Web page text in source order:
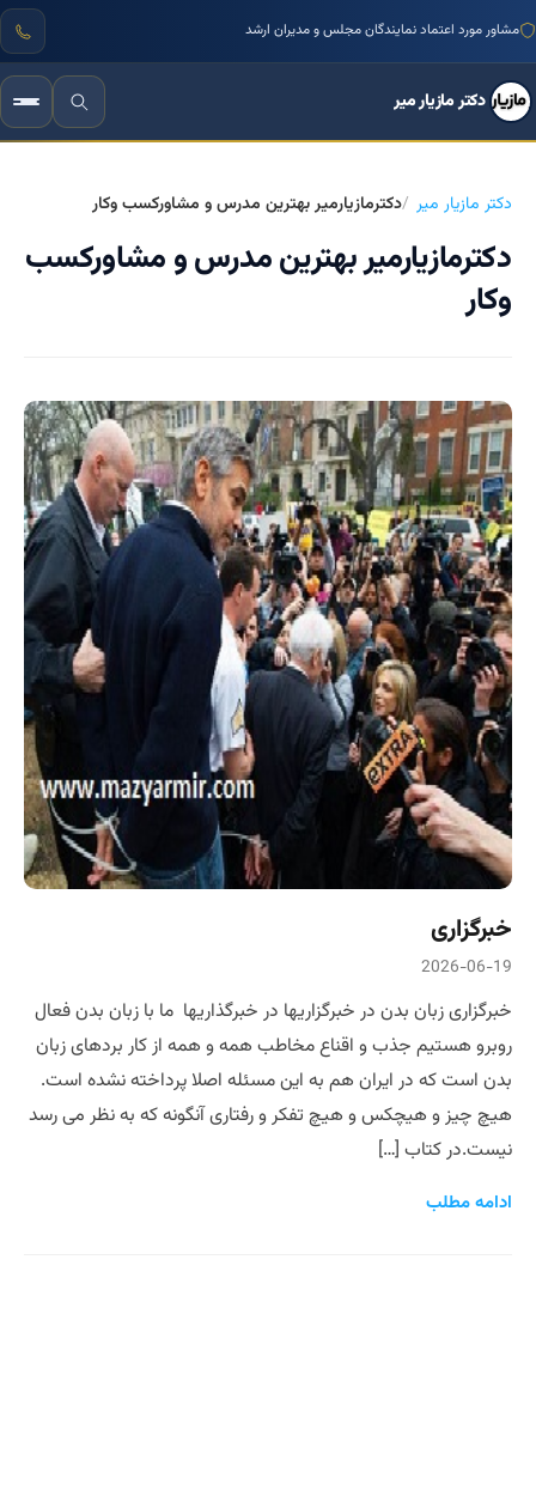
مشاور مورد اعتماد نمایندگان مجلس و مدیران ارشد
دکتر مازیار میر
دکتر مازیار میر دکترمازیارمیر بهترین مدرس و مشاورکسب وکار
دکترمازیارمیر بهترین مدرس و مشاورکسب
وکار
خبرگزاری
2026-06-19
خبرگزاری زبان بدن در خبرگزاریها در خبرگذاریها ما با زبان بدن فعال
روبرو هستیم جذب و اقناع مخاطب همه و همه از کار بردهای زبان
بدن است که در ایران هم به این مسئله اصلا پرداخته نشده است.
هیچ چیز و هیچکس و هیچ تفکر و رفتاری آنگونه که به نظر می رسد
نیست.در کتاب […]
ادامه مطلب